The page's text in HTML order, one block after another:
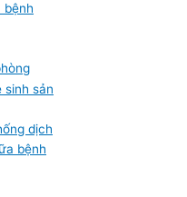
bệnh
sinh sản
dịch
bệnh